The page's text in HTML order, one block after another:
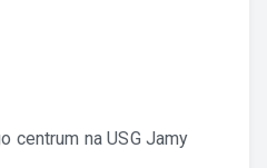
centrum naUSG Jamy